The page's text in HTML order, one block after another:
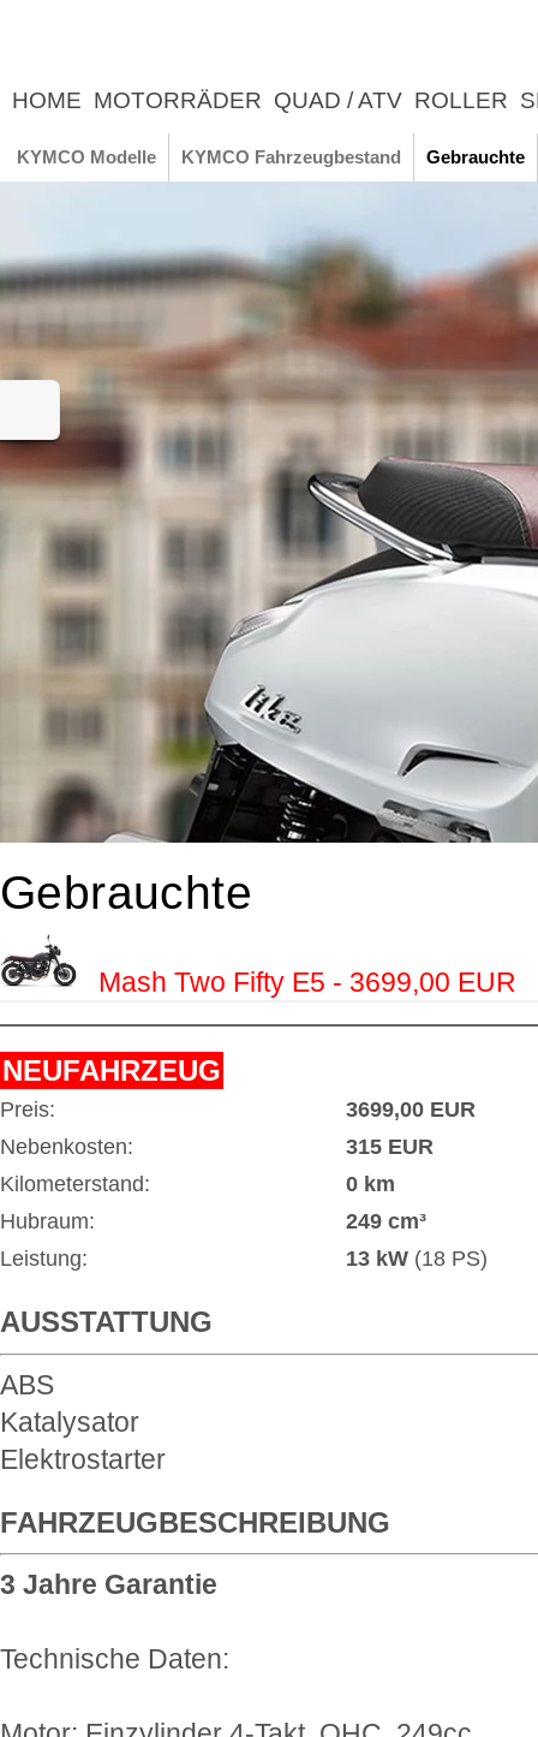
HOME MOTORRÄDER QUAD / ATV ROLLER
UNTERNEHMEN
KYMCO Modelle KYMCO Fahrzeugbestand Gebrauchte
Gebrauchte
Mash Two Fifty E5 - 3699,00 EUR
NEUFAHRZEUG
Preis:
3699,00 EUR
Nebenkosten:
315 EUR
Kilometerstand:
0 km
Hubraum:
249 cm³
Leistung:
13 kW (18 PS)
AUSSTATTUNG
ABS
Katalysator
Elektrostarter
FAHRZEUGBESCHREIBUNG
3 Jahre Garantie
Technische Daten: